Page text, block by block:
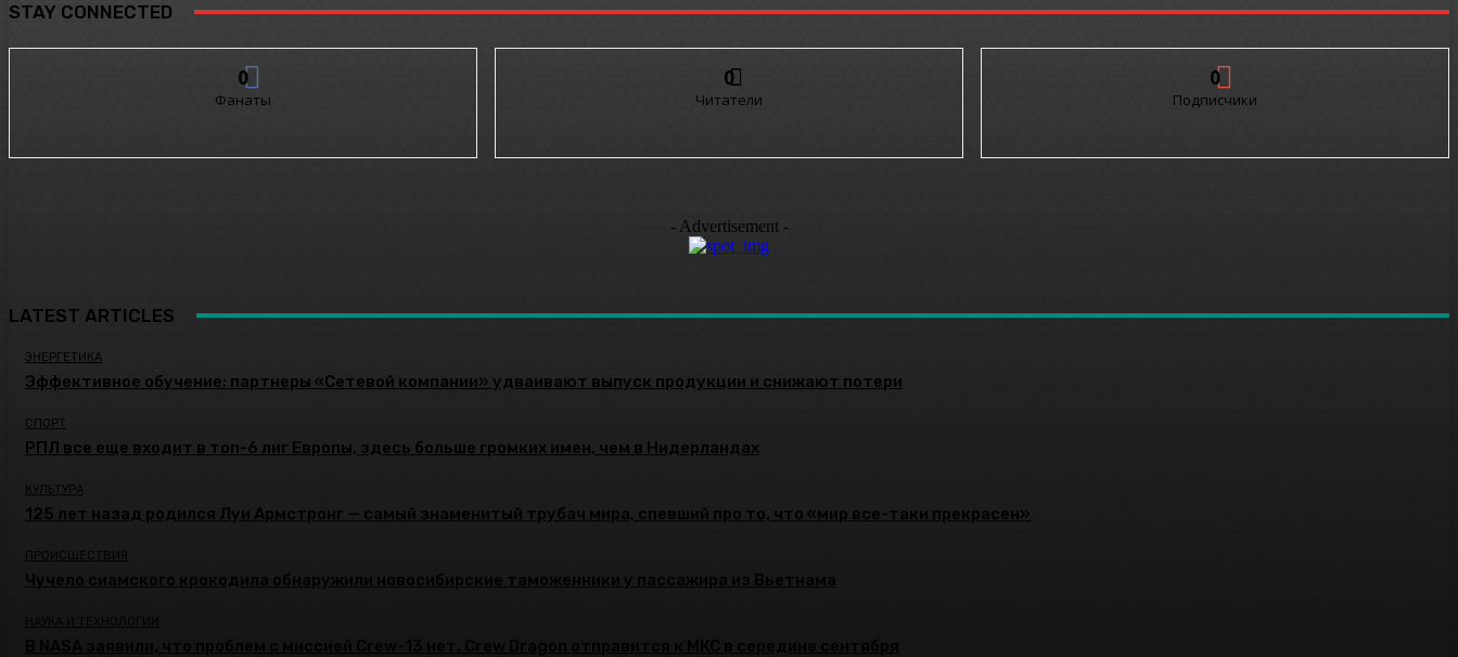
STAY CONNECTED
0
Фанаты
0
Читатели
0
Подписчики
- Advertisement -
LATEST ARTICLES
ЭНЕРГЕТИКА
Эффективное обучение: партнеры «Сетевой компании» удваивают выпуск продукции и снижают потери
СПОРТ
РПЛ все еще входит в топ-6 лиг Европы, здесь больше громких имен, чем в Нидерландах
КУЛЬТУРА
125 лет назад родился Луи Армстронг — самый знаменитый трубач мира, спевший про то, что «мир все-таки прекрасен»
ПРОИСШЕСТВИЯ
Чучело сиамского крокодила обнаружили новосибирские таможенники у пассажира из Вьетнама